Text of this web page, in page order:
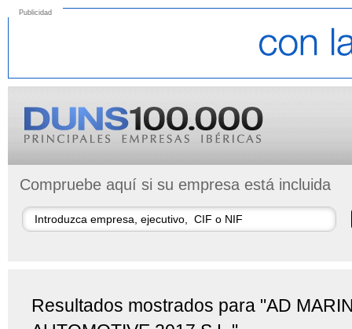
Publicidad
Compruebe aquí si su empresa está incluida
Resultados mostrados para "AD